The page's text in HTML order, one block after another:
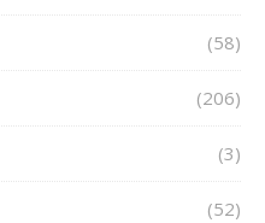
(58)
(206)
(3)
(52)